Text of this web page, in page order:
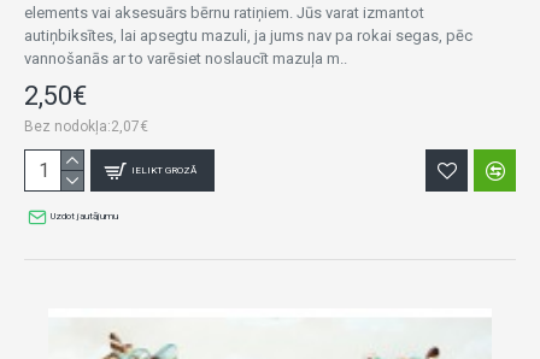
elements vai aksesuārs bērnu ratiņiem. Jūs varat izmantot
autiņbiksītes, lai apsegtu mazuli, ja jums nav pa rokai segas, pēc
vannošanās ar to varēsiet noslaucīt mazuļa m..
2,50€
Bez nodokļa:2,07€
IELIKT GROZĀ
Uzdot jautājumu